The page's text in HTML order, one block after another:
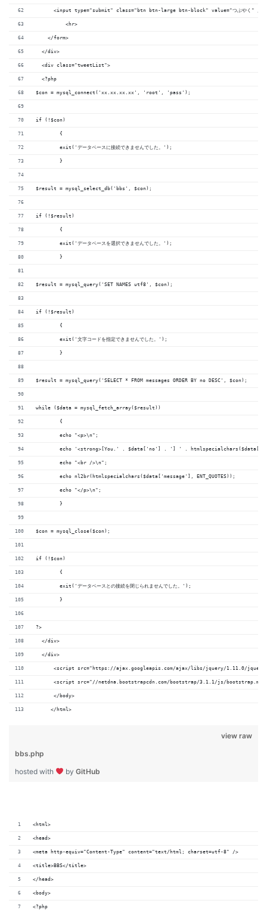
      <input type="submit" class="btn btn-large btn-block" value="つぶやく" />
          <hr>
    </form>
  </div>
  <div class="tweetList">
  <?php
$con = mysql_connect('xx.xx.xx.xx', 'root', 'pass');
if (!$con)
	{
	exit('データベースに接続できませんでした。');
	}
$result = mysql_select_db('bbs', $con);
if (!$result)
	{
	exit('データベースを選択できませんでした。');
	}
$result = mysql_query('SET NAMES utf8', $con);
if (!$result)
	{
	exit('文字コードを指定できませんでした。');
	}
$result = mysql_query('SELECT * FROM messages ORDER BY no DESC', $con);
while ($data = mysql_fetch_array($result))
	{
	echo "<p>\n";
echo '<strong>[You.' . $data['no'] . '] ' .
	echo "<br />\n";
	echo nl2br(htmlspecialchars($data['message'], ENT_QUOTES));
	echo "</p>\n";
	}
$con = mysql_close($con);
if (!$con)
	{
	exit('データベースとの接続を閉じられませんでした。');
	}
?>
  </div>
  </div>
<script src="https://ajax.googleapis.com/ajax/libs/jquery/1.11.0/
<script src="//netdna.bootstrapcdn.com/bootstrap/3.1.1/js/
      </body>
     </html>
view raw
bbs.php
hosted with
by GitHub
<html>
<head>
<meta http-equiv="Content-Type" content="text/html; charset=utf-8" />
<title>BBS</title>
</head>
<body>
<?php